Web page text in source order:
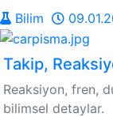
Bilim
Takip,
Reaksiyon, fren,
bilimsel detaylar.